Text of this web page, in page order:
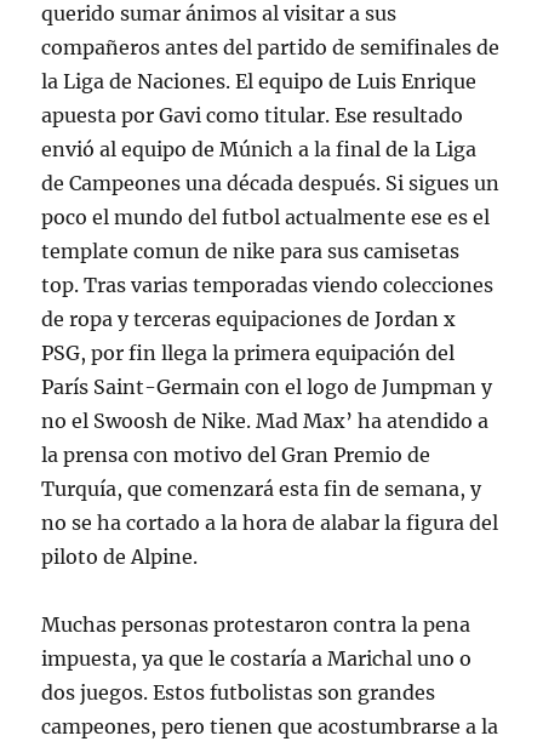
querido sumar ánimos al visitar a sus
compañeros antes del partido de semifinales de
la Liga de Naciones. El equipo de Luis Enrique
apuesta por Gavi como titular. Ese resultado
envió al equipo de Múnich a la final de la Liga
de Campeones una década después. Si sigues un
poco el mundo del futbol actualmente ese es el
template comun de nike para sus camisetas
top. Tras varias temporadas viendo colecciones
de ropa y terceras equipaciones de Jordan x
PSG, por fin llega la primera equipación del
París Saint-Germain con el logo de Jumpman y
no el Swoosh de Nike. Mad Max’ ha atendido a
la prensa con motivo del Gran Premio de
Turquía, que comenzará esta fin de semana, y
no se ha cortado a la hora de alabar la figura del
piloto de Alpine.
Muchas personas protestaron contra la pena
impuesta, ya que le costaría a Marichal uno o
dos juegos. Estos futbolistas son grandes
campeones, pero tienen que acostumbrarse a la